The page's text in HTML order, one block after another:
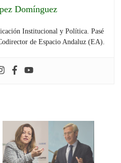
Domínguez
Institucional y Política. Pasé
de Espacio Andaluz (EA).